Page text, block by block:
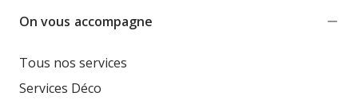
On vous accompagne
Tous nos services
Services Déco